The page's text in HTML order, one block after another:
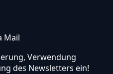
Mail
Verwendung
des Newsletters ein!